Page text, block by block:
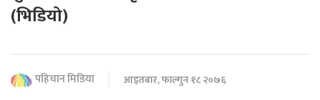
(भिडियो)
पहिचान मिडिया आइतबार, फाल्गुन १८ २०७६